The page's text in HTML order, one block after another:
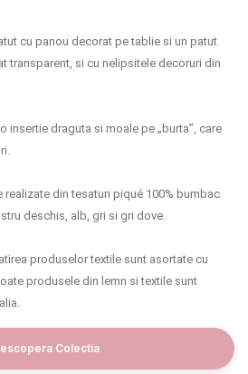
cu panou decorat pe tablie si un patut
transparent, si cu nelipsitele decoruri din
insertie draguta si moale pe „burta”, care
din tesaturi piqué 100% bumbac
deschis, alb, gri si gri dove.
produselor textile sunt asortate cu
produsele din lemn si textile sunt
Colectia